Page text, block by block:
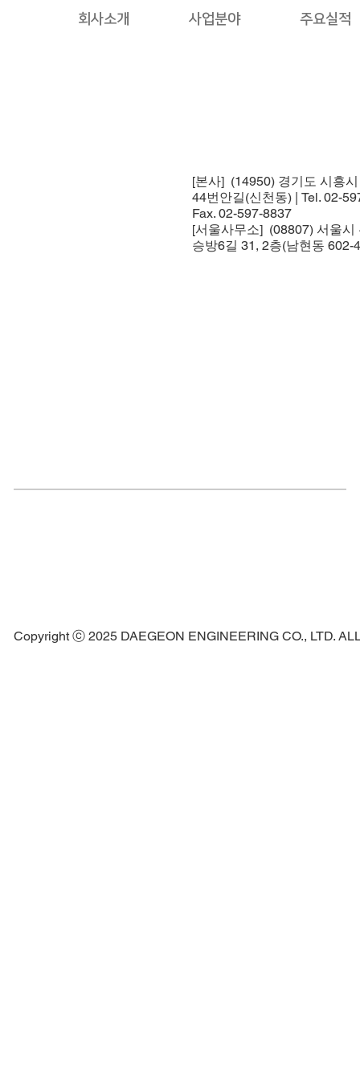
회사소개 사업분야 주요실적
[본사] (14950) 경기도 시흥
44번안길(신천동) | Tel. 02-
Fax. 02-597-8837
[서울사무소] (08807) 서울시
승방6길 31, 2층(남현동 602-
Copyright ⓒ 2025 DAEGEON ENGINEERING CO., LTD.